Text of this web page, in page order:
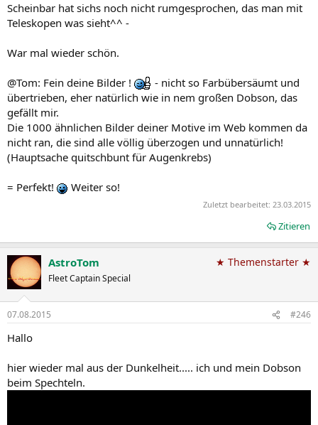
Scheinbar hat sichs noch nicht rumgesprochen, das man mit
Teleskopen was sieht^^ -
War mal wieder schön.
@Tom: Fein deine Bilder !
- nicht so Farbübersäumt und
übertrieben, eher natürlich wie in nem großen Dobson, das
gefällt mir.
Die 1000 ähnlichen Bilder deiner Motive im Web kommen da
nicht ran, die sind alle völlig überzogen und unnatürlich!
(Hauptsache quitschbunt für Augenkrebs)
= Perfekt! Weiter so!
Zuletzt bearbeitet: 23.03.2015
Zitieren
AstroTom
Fleet Captain Special
★ Themenstarter ★
07.08.2015 #246
Hallo
hier wieder mal aus der Dunkelheit..... ich und mein Dobson
beim Spechteln.